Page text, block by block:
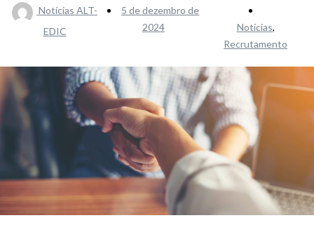
Notícias ALT-
EDIC
5 de dezembro de
2024
Notícias,
Recrutamento